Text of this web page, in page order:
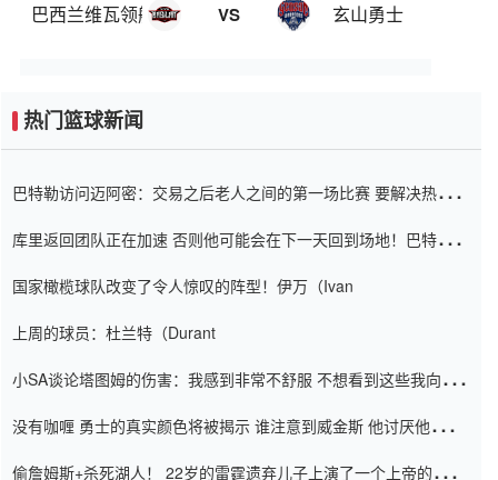
巴西兰维瓦领航 VS 玄山勇士
热门篮球新闻
巴特勒访问迈阿密：交易之后老人之间的第一场比赛 要解决热情的
库里返回团队正在加速 否则他可能会在下一天回到场地！巴特勒迈
国家橄榄球队改变了令人惊叹的阵型！伊万（Ivan
上周的球员：杜兰特（Durant
小SA谈论塔图姆的伤害：我感到非常不舒服 不想看到这些我向他
没有咖喱 勇士的真实颜色将被揭示 谁注意到威金斯 他讨厌他的老
偷詹姆斯+杀死湖人！ 22岁的雷霆遗弃儿子上演了一个上帝的剧